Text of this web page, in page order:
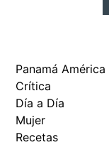
Panamá América
Crítica
Día a Día
Mujer
Recetas